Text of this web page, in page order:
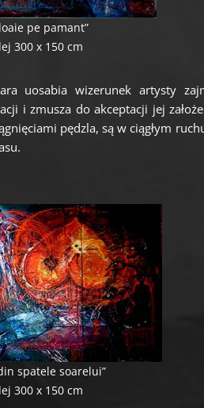
pe pamant”
300 x 150 cm
uosabia wizerunek artysty
i zmusza do akceptacji jej
pędzla, są w ciągłym
spatele soarelui”
300 x 150 cm